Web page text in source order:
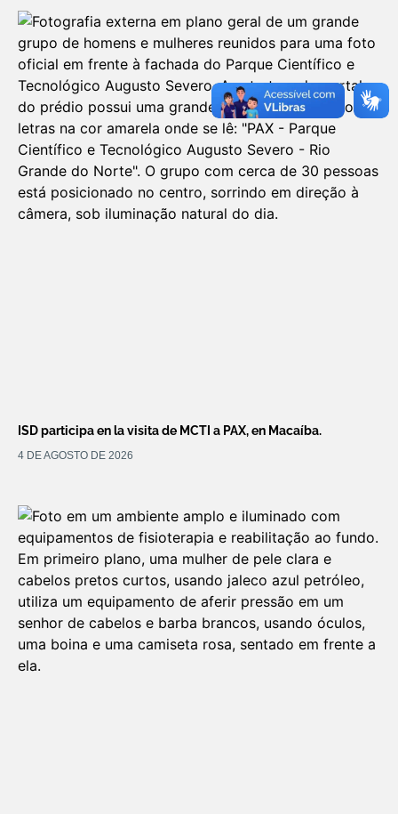
ISD participa en la visita de MCTI a PAX, en Macaíba.
4 DE AGOSTO DE 2026